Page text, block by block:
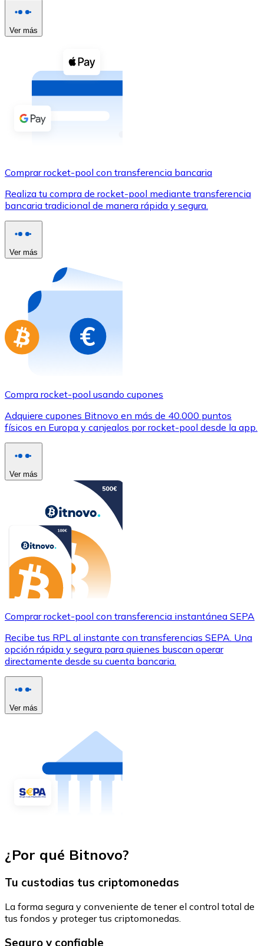
Ver todo
Compra criptomonedas con efectivo en tu tienda más
Comprar con efectivo
Transferencia SEPA
Utiliza tarjetas Visa y Mastercard para comprar
Comprar con tarjeta
Compra tarjetas regalo de tus marcas favoritas con
Ir a la tienda de tarjetas regalo
Ver más
Comprar rocket-pool con transferencia bancaria
Realiza tu compra de rocket-pool mediante transferencia
bancaria tradicional de manera rápida y segura.
Ver más
Compra rocket-pool usando cupones
Adquiere cupones Bitnovo en más de 40.000 puntos
físicos en Europa y canjealos por rocket-pool desde la app.
Ver más
Comprar rocket-pool con transferencia instantánea SEPA
Recibe tus RPL al instante con transferencias SEPA. Una
opción rápida y segura para quienes buscan operar
directamente desde su cuenta bancaria.
Ver más
¿Por qué Bitnovo?
Tu custodias tus criptomonedas
La forma segura y conveniente de tener el control total de
tus fondos y proteger tus criptomonedas.
Seguro y confiable